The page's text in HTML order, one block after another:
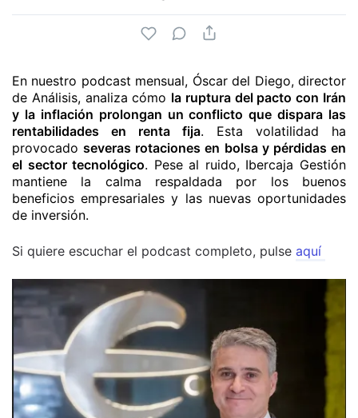
En nuestro podcast mensual, Óscar del Diego, director
de Análisis, analiza cómo la ruptura del pacto con Irán
y la inflación prolongan un conflicto que dispara las
rentabilidades en renta fija. Esta volatilidad ha
provocadoseveras rotaciones en bolsa y pérdidas en
el sector tecnológico. Pese al ruido, Ibercaja Gestión
mantiene la calma respaldada por los buenos
beneficios empresariales y las nuevas oportunidades
de inversión.
Si quiere escuchar el podcast completo, pulse aquí